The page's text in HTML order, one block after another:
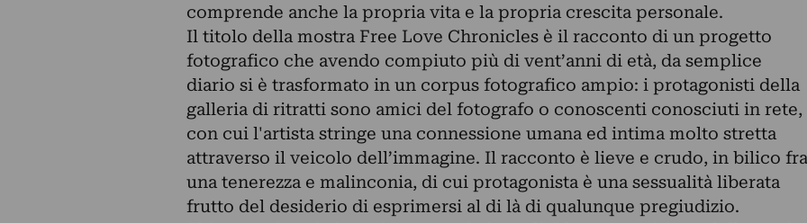
comprende anche la propria vita e la propria crescita personale.
Il titolo della mostra Free Love Chronicles è il racconto di un progetto
fotografico che avendo compiuto più di vent’anni di età, da semplice
diario si è trasformato in un corpus fotografico ampio: i protagonisti della
galleria di ritratti sono amici del fotografo o conoscenti conosciuti in rete,
con cui l'artista stringe una connessione umana ed intima molto stretta
attraverso il veicolo dell’immagine. Il racconto è lieve e crudo, in bilico fra
una tenerezza e malinconia, di cui protagonista è una sessualità liberata
frutto del desiderio di esprimersi al di là di qualunque pregiudizio.